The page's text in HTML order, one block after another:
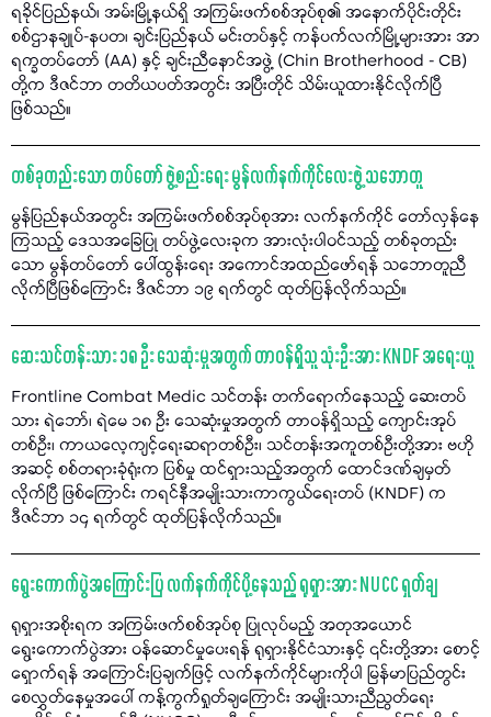
ရခိုင်ပြည်နယ်၊ အမ်းမြို့နယ်ရှိ အကြမ်းဖက်စစ်အုပ်စု၏ အနောက်ပိုင်းတိုင်း
စစ်ဌာနချုပ်-နပတ၊ ချင်းပြည်နယ် မင်းတပ်နှင့် ကန်ပက်လက်မြို့များအား အာ
ရက္ခတပ်တော် (AA) နှင့် ချင်းညီနောင်အဖွဲ့ (Chin Brotherhood - CB)
တို့က ဒီဇင်ဘာ တတိယပတ်အတွင်း အပြီးတိုင် သိမ်းယူထားနိုင်လိုက်ပြီ
ဖြစ်သည်။
တစ်ခုတည်းသော တပ်တော် ဖွဲ့စည်းရေး မွန်လက်နက်ကိုင်လေးဖွဲ့ သဘောတူ
မွန်ပြည်နယ်အတွင်း အကြမ်းဖက်စစ်အုပ်စုအား လက်နက်ကိုင် တော်လှန်နေ
ကြသည့် ဒေသအခြေပြု တပ်ဖွဲ့လေးခုက အားလုံးပါဝင်သည့် တစ်ခုတည်း
သော မွန်တပ်တော် ပေါ်ထွန်းရေး အကောင်အထည်ဖော်ရန် သဘောတူညီ
လိုက်ပြီဖြစ်ကြောင်း ဒီဇင်ဘာ ၁၉ ရက်တွင် ထုတ်ပြန်လိုက်သည်။
ဆေးသင်တန်းသား ၁၈ ဦး သေဆုံးမှုအတွက် တာဝန်ရှိသူ သုံးဦးအား KNDF အရေးယူ
Frontline Combat Medic သင်တန်း တက်ရောက်နေသည့် ဆေးတပ်
သား ရဲဘော်၊ ရဲမေ ၁၈ ဦး သေဆုံးမှုအတွက် တာဝန်ရှိသည့် ကျောင်းအုပ်
တစ်ဦး၊ ကာယလေ့ကျင့်ရေးဆရာတစ်ဦး၊ သင်တန်းအကူတစ်ဦးတို့အား ဗဟို
အဆင့် စစ်တရားခုံရုံးက ပြစ်မှု ထင်ရှားသည့်အတွက် ထောင်ဒဏ်ချမှတ်
လိုက်ပြီ ဖြစ်ကြောင်း ကရင်နီအမျိုးသားကာကွယ်ရေးတပ် (KNDF) က
ဒီဇင်ဘာ ၁၄ ရက်တွင် ထုတ်ပြန်လိုက်သည်။
ရွေးကောက်ပွဲအကြောင်းပြ လက်နက်ကိုင်ပို့နေသည့် ရုရှားအား NUCC ရှုတ်ချ
ရုရှားအစိုးရက အကြမ်းဖက်စစ်အုပ်စု ပြုလုပ်မည့် အတုအယောင်
ရွေးကောက်ပွဲအား ဝန်ဆောင်မှုပေးရန် ရုရှားနိုင်ငံသားနှင့် ၎င်းတို့အား စောင့်
ရှောက်ရန် အကြောင်းပြချက်ဖြင့် လက်နက်ကိုင်များကိုပါ မြန်မာပြည်တွင်း
စေလွှတ်နေမှုအပေါ် ကန့်ကွက်ရှုတ်ချကြောင်း အမျိုးသားညီညွတ်ရေး